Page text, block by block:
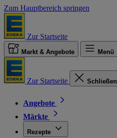
Zum Hauptbereich springen
Zur Startseite
Markt & Angebote Menü
Zur Startseite Schließen
Angebote
Märkte
Rezepte